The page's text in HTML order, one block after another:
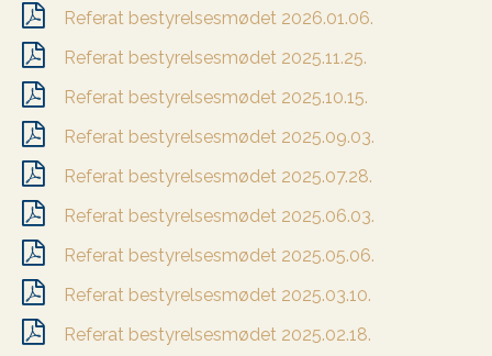
Referat bestyrelsesmødet 2026.01.06.
Referat bestyrelsesmødet 2025.11.25.
Referat bestyrelsesmødet 2025.10.15.
Referat bestyrelsesmødet 2025.09.03.
Referat bestyrelsesmødet 2025.07.28.
Referat bestyrelsesmødet 2025.06.03.
Referat bestyrelsesmødet 2025.05.06.
Referat bestyrelsesmødet 2025.03.10.
Referat bestyrelsesmødet 2025.02.18.